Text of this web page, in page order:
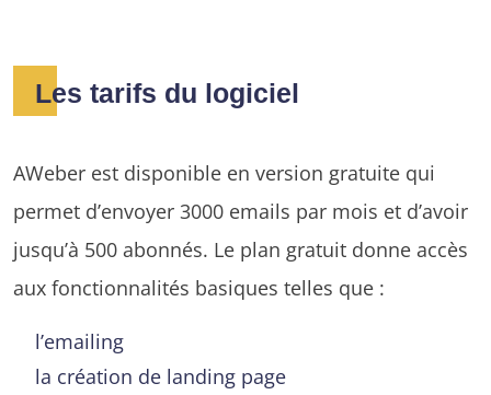
Les tarifs du logiciel
AWeber est disponible en version gratuite qui
permet d’envoyer 3000 emails par mois et d’avoir
jusqu’à 500 abonnés. Le plan gratuit donne accès
aux fonctionnalités basiques telles que :
l’emailing
la création de landing page